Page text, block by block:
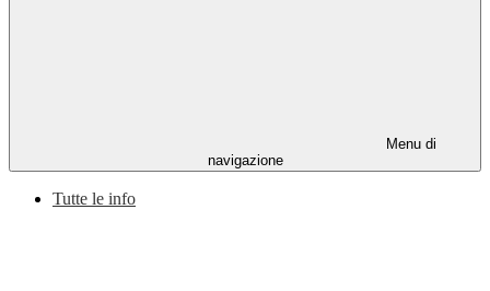
Menu di
navigazione
Tutte le info